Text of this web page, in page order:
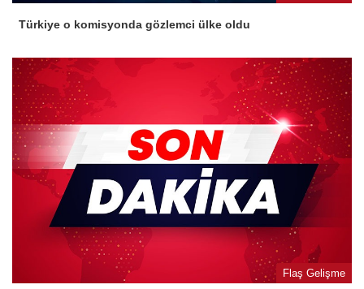
Türkiye o komisyonda gözlemci ülke oldu
Flaş Gelişme